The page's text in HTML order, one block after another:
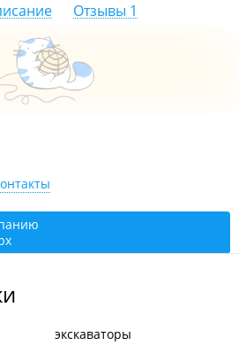
Отзывы 1
51А
экскаваторы